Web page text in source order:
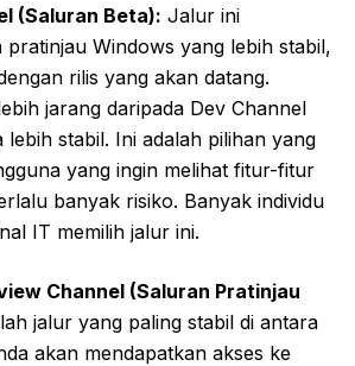
(Saluran Beta): Jalur ini
pratinjau Windows yang lebih stabil,
rilis yang akan datang.
jarang daripada Dev Channel
lebih stabil. Ini adalah pilihan yang
yang ingin melihat fitur-fitur
banyak risiko. Banyak individu
IT memilih jalur ini.
Channel (Saluran Pratinjau
jalur yang paling stabil di antara
akan mendapatkan akses ke